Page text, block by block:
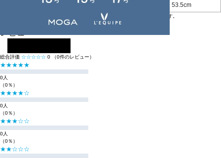
36cm 38cm 53.5cm
※BIGI ONLINE STOREの商品は、独自の採寸方法により採寸をしております。
サイズガイド をご覧ください。
総合評価 ☆☆☆☆☆ 0 （0件のレビュー）
★★★★★
0人
（0％）
★★★★☆
0人
（0％）
★★★☆☆
0人
（0％）
★★☆☆☆